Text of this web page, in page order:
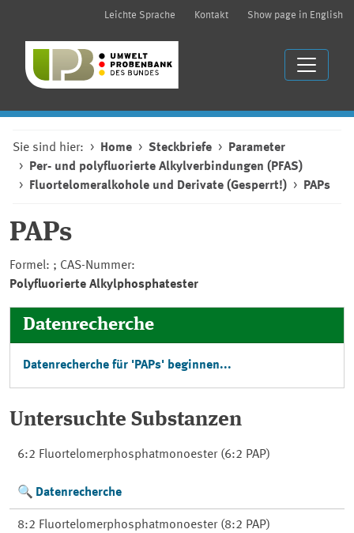
Leichte Sprache Kontakt Show page in English
Sie sind hier: Home Steckbriefe
Parameter
Per- und polyfluorierte Alkylverbindungen (PFAS)
Fluortelomeralkohole und Derivate (Gesperrt!)
PAPs
PAPs
Formel: ; CAS-Nummer:
Polyfluorierte Alkylphosphatester
Datenrecherche
Datenrecherche für 'PAPs' beginnen...
Untersuchte Substanzen
6:2 Fluortelomerphosphatmonoester (6:2 PAP)
Datenrecherche
8:2 Fluortelomerphosphatmonoester (8:2 PAP)